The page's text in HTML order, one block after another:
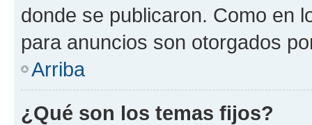
donde se publicaron. Como en
para anuncios son otorgados
Arriba
¿Qué son los temas fijos?